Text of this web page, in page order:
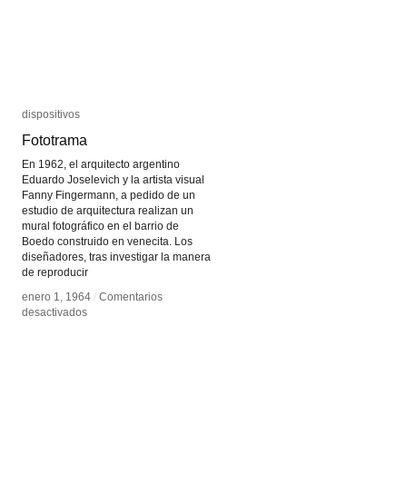
dispositivos
Fototrama
En 1962, el arquitecto argentino
Eduardo Joselevich y la artista visual
Fanny Fingermann, a pedido de un
estudio de arquitectura realizan un
mural fotográfico en el barrio de
Boedo construido en venecita. Los
diseñadores, tras investigar la manera
de reproducir
enero 1, 1964 / Comentarios
desactivadosen
dispositivos
Fototrama
enero 1, 1964 / Comentarios
desactivadosen